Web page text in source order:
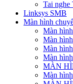
Tai
Linksys SMB
Màn hình
Màn
Màn
Màn
Màn
MÀN
Màn